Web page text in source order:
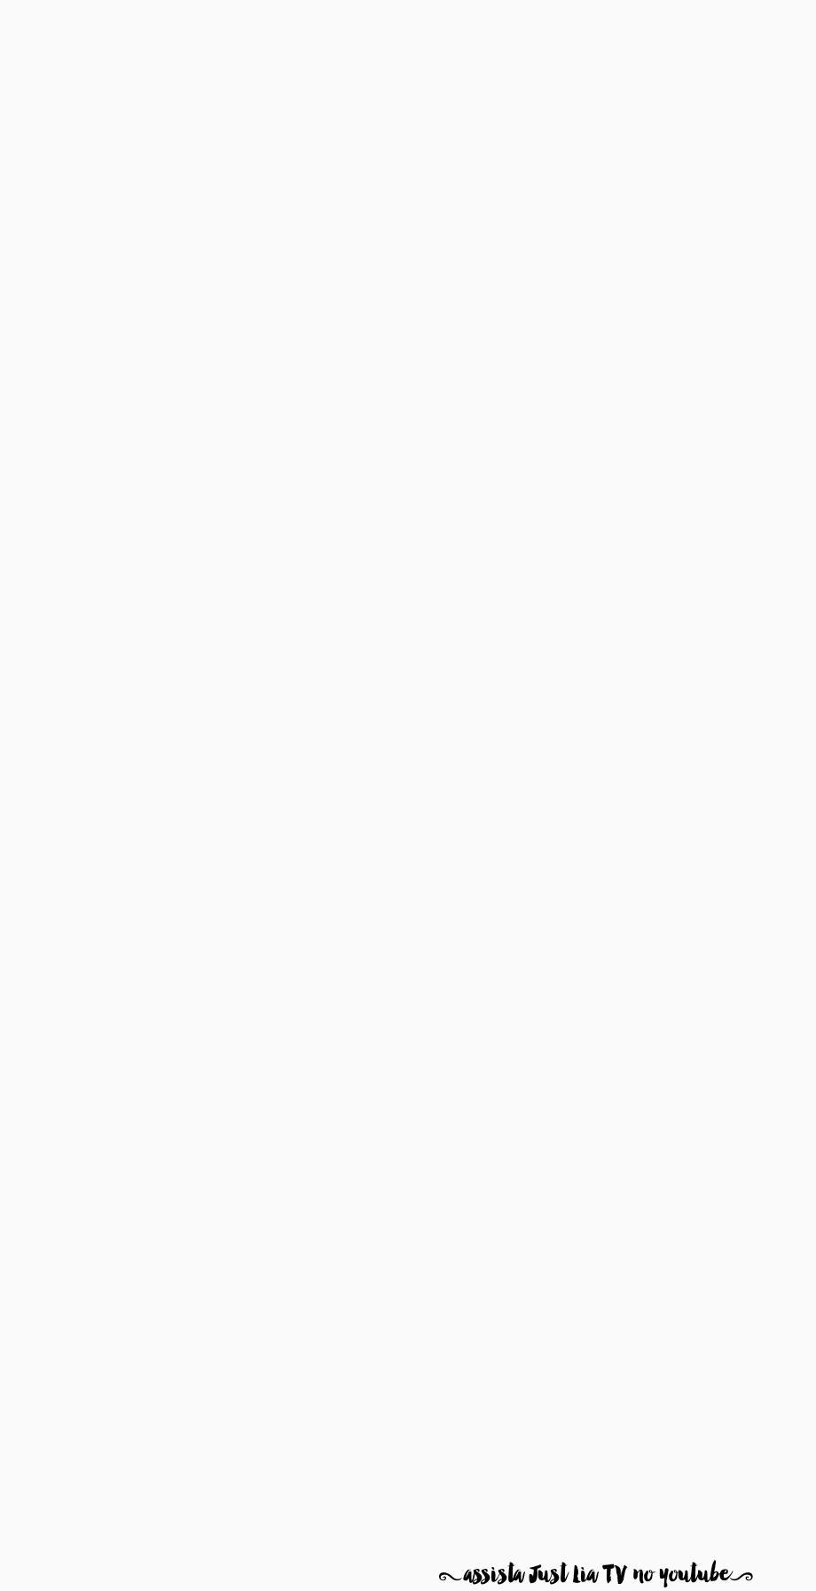
8assista Just Lia TV no youtube9